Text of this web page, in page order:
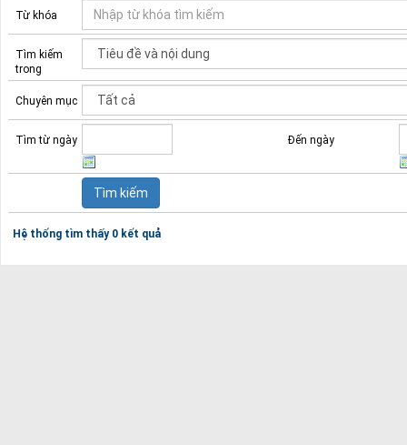
Từ khóa
Tìm kiếm
trong
Chuyên mục
Tìm từ ngày Đến ngày
Hệ thống tìm thấy 0 kết quả